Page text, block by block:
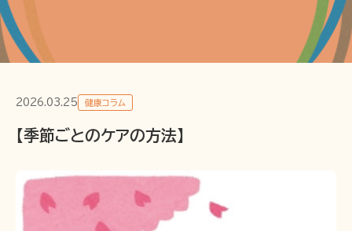
2026.03.25 健康コラム
【季節ごとのケアの方法】